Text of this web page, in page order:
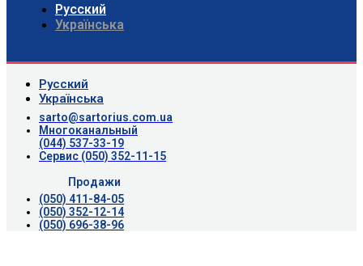
Русский
Українська
Русский
Українська
sarto@sartorius.com.ua
Многоканальный
(044) 537-33-19
Сервис (050) 352-11-15
Продажи
(050) 411-84-05
(050) 352-12-14
(050) 696-38-96